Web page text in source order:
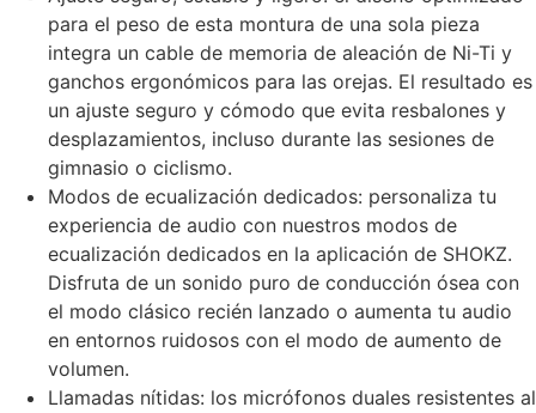
para el peso de esta montura de una sola pieza
integra un cable de memoria de aleación de Ni-Ti y
ganchos ergonómicos para las orejas. El resultado es
un ajuste seguro y cómodo que evita resbalones y
desplazamientos, incluso durante las sesiones de
gimnasio o ciclismo.
Modos de ecualización dedicados: personaliza tu
experiencia de audio con nuestros modos de
ecualización dedicados en la aplicación de SHOKZ.
Disfruta de un sonido puro de conducción ósea con
el modo clásico recién lanzado o aumenta tu audio
en entornos ruidosos con el modo de aumento de
volumen.
Llamadas nítidas: los micrófonos duales resistentes al